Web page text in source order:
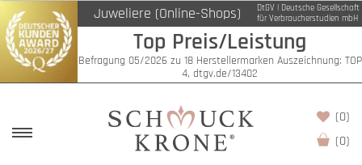
Juweliere (Online-Shops)
DtGV | Deutsche Gesellschaft
für Verbraucherstudien mbH
Top Preis/Leistung
Befragung 05/2026 zu 18 Herstellermarken Auszeichnung: TOP
4, dtgv.de/13402
(0)
(0)